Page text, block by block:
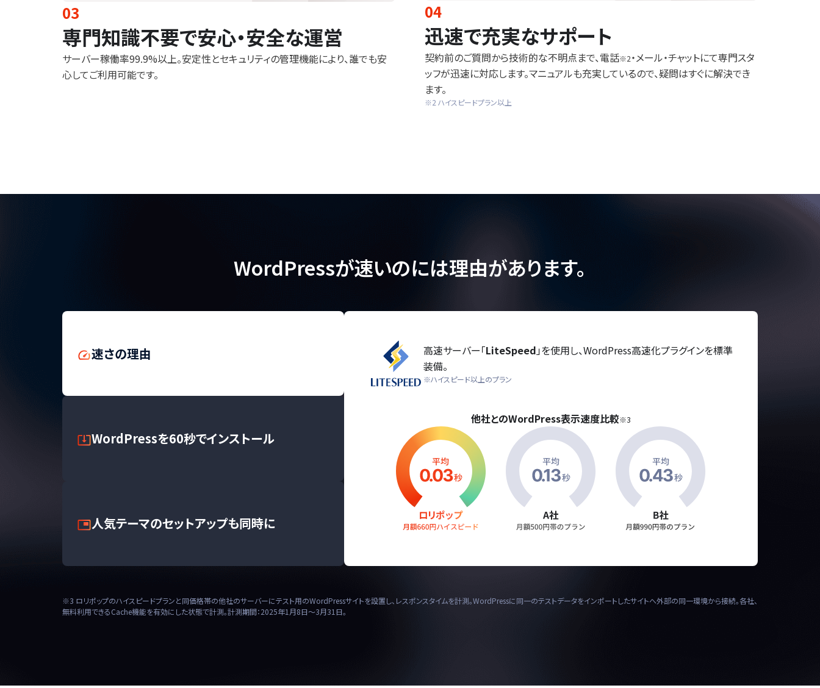
03
専門知識不要で安心・安全な運営
サーバー稼働率99.9%以上。安定性とセキュリティの管理機能により、誰でも安
心してご利用可能です。
04
迅速で充実なサポート
契約前のご質問から技術的な不明点まで、電話※2・メール・チャットにて専門スタ
ッフが迅速に対応します。マニュアルも充実しているので、疑問はすぐに解決でき
ます。
※2 ハイスピードプラン以上
WordPressが速いのには理由があります。
速さの理由
WordPressを60秒でインストール
人気テーマのセットアップも同時に
高速サーバー「LiteSpeed 」を使用し、WordPress高速化プラグインを標準
装備。
※ハイスピード以上のプラン
他社とのWordPress表示速度比較※3
※3 ロリポップのハイスピードプランと同価格帯の他社のサーバーにテスト用のWordPressサイトを設置し、レスポンスタイムを計測。WordPressに同一のテストデータをインポートしたサイトへ外部の同一環境から接続。各社、
無料利用できるCache機能を有効にした状態で計測。計測期間：2025年1月8日〜3月31日。